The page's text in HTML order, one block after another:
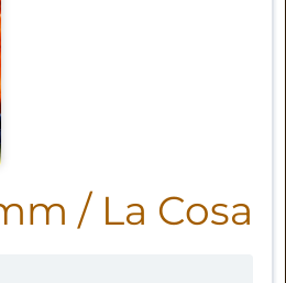
/ La Cosa